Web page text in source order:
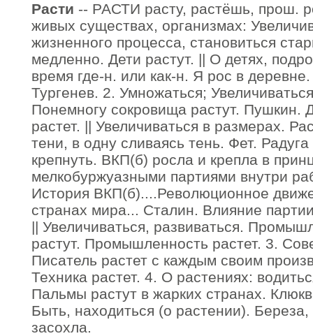
Расти -- РАСТИ расту, растёшь, прош.
живых существах, организмах:
жизненного процесса, становиться
медленно. Дети растут. || О детях,
время где-н. или как-н. Я рос в
Тургенев. 2. Умножаться;
Понемногу сокровища растут. Пушкин.
растет. || Увеличиваться в размерах.
тени, в одну сливаясь тень. Фет. Радуга
крепнуть. ВКП(б) росла и крепла в
мелкобуржуазными партиями внутри
История ВКП(б)....Революционное
странах мира... Сталин. Влияние
|| Увеличиваться, развиваться.
растут. Промышленность растет. 3.
Писатель растет с каждым своим
Техника растет. 4. О растениях:
Пальмы растут в жарких странах.
Быть, находиться (о растении). Береза,
засохла.